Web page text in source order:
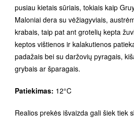
pusiau kietais sūriais, tokiais kaip
Maloniai dera su vėžiagyviais,
krabais, taip pat ant grotelių kepta
keptos vištienos ir kalakutienos
padažais bei su daržovių pyragais,
grybais ar šparagais.
Patiekimas: 12°C
Realios prekės išvaizda gali šiek tiek